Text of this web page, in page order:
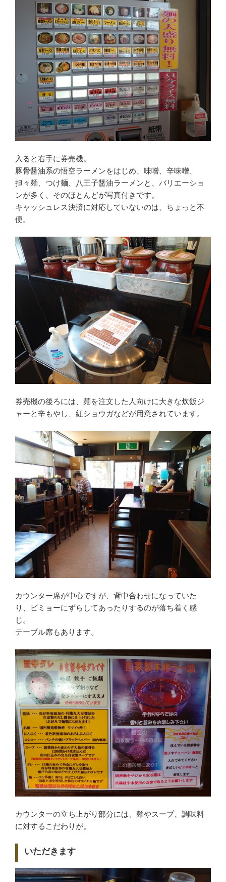
入ると右手に券売機。
豚骨醤油系の悟空ラーメンをはじめ、味噌、辛味噌、
担々麺、つけ麺、八王子醤油ラーメンと、バリエーショ
ンが多く、そのほとんどが写真付きです。
キャッシュレス決済に対応していないのは、ちょっと不
便。
券売機の後ろには、麺を注文した人向けに大きな炊飯ジ
ャーと辛もやし、紅ショウガなどが用意されています。
カウンター席が中心ですが、背中合わせになっていた
り、ビミョーにずらしてあったりするのが落ち着く感
じ。
テーブル席もあります。
カウンターの立ち上がり部分には、麺やスープ、調味料
に対するこだわりが。
いただきます